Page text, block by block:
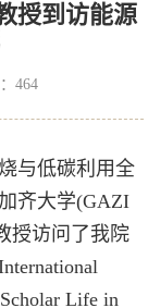
授到访能源
464
与低碳利用全
齐大学(GAZI
授访问了我院
Life in